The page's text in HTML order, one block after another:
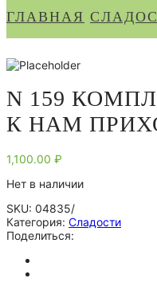
ГЛАВНАЯ
N 159
К НАМ
1,100.00 ₽
Нет в наличии
SKU: 04835/
Категория: Сладости
Поделиться: